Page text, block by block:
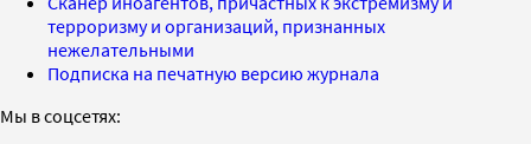
терроризму и организаций, признанных
нежелательными
Подписка на печатную версию журнала
Мы в соцсетях: